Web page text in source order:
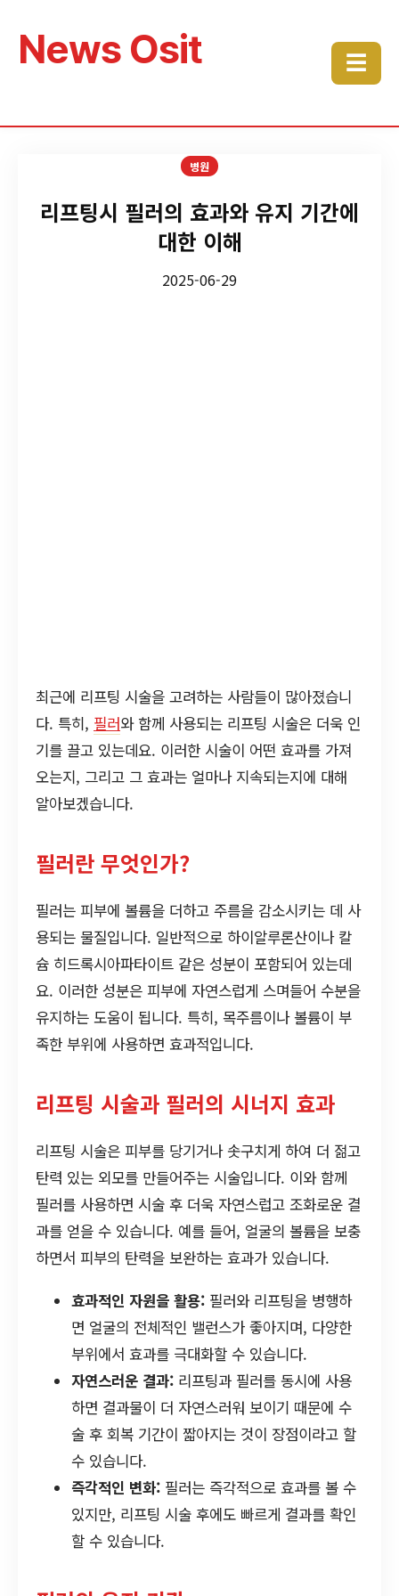
News Osit ☰
병원
리프팅시 필러의 효과와 유지 기간에
대한 이해
2025-06-29
최근에 리프팅 시술을 고려하는 사람들이 많아졌습니
다. 특히, 필러와 함께 사용되는 리프팅 시술은 더욱 인
기를 끌고 있는데요. 이러한 시술이 어떤 효과를 가져
오는지, 그리고 그 효과는 얼마나 지속되는지에 대해
알아보겠습니다.
필러란 무엇인가?
필러는 피부에 볼륨을 더하고 주름을 감소시키는 데 사
용되는 물질입니다. 일반적으로 하이알루론산이나 칼
슘 히드록시아파타이트 같은 성분이 포함되어 있는데
요. 이러한 성분은 피부에 자연스럽게 스며들어 수분을
유지하는 도움이 됩니다. 특히, 목주름이나 볼륨이 부
족한 부위에 사용하면 효과적입니다.
리프팅 시술과 필러의 시너지 효과
리프팅 시술은 피부를 당기거나 솟구치게 하여 더 젊고
탄력 있는 외모를 만들어주는 시술입니다. 이와 함께
필러를 사용하면 시술 후 더욱 자연스럽고 조화로운 결
과를 얻을 수 있습니다. 예를 들어, 얼굴의 볼륨을 보충
하면서 피부의 탄력을 보완하는 효과가 있습니다.
효과적인 자원을 활용: 필러와 리프팅을 병행하
면 얼굴의 전체적인 밸런스가 좋아지며, 다양한
부위에서 효과를 극대화할 수 있습니다.
자연스러운 결과: 리프팅과 필러를 동시에 사용
하면 결과물이 더 자연스러워 보이기 때문에 수
술 후 회복 기간이 짧아지는 것이 장점이라고 할
수 있습니다.
즉각적인 변화: 필러는 즉각적으로 효과를 볼 수
있지만, 리프팅 시술 후에도 빠르게 결과를 확인
할 수 있습니다.